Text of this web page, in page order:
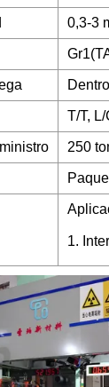
0,3-3
T/T, L/
250
1.